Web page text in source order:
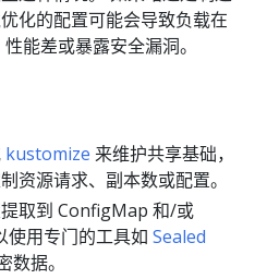
化的配置可能会导致负载在
能差或暴露安全漏洞。
kustomize 来维护共享基础，
资源请求、副本数或配置。
取到 ConfigMap 和/或
使用专门的工具如 Sealed
数据。